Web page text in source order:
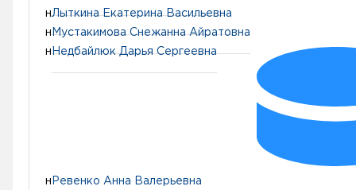
нЛыткина Екатерина Васильевна
нМустакимова Снежанна Айратовна
нНедбайлюк Дарья Сергеевна
н Ревенко Анна Валерьевна